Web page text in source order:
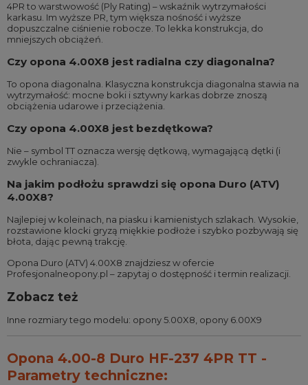
4PR to warstwowość (Ply Rating) – wskaźnik wytrzymałości
karkasu. Im wyższe PR, tym większa nośność i wyższe
dopuszczalne ciśnienie robocze. To lekka konstrukcja, do
mniejszych obciążeń.
Czy opona 4.00X8 jest radialna czy diagonalna?
To opona diagonalna. Klasyczna konstrukcja diagonalna stawia na
wytrzymałość: mocne boki i sztywny karkas dobrze znoszą
obciążenia udarowe i przeciążenia.
Czy opona 4.00X8 jest bezdętkowa?
Nie – symbol TT oznacza wersję dętkową, wymagającą dętki (i
zwykle ochraniacza).
Na jakim podłożu sprawdzi się opona Duro (ATV)
4.00X8?
Najlepiej w koleinach, na piasku i kamienistych szlakach. Wysokie,
rozstawione klocki gryzą miękkie podłoże i szybko pozbywają się
błota, dając pewną trakcję.
Opona Duro (ATV) 4.00X8 znajdziesz w ofercie
Profesjonalneopony.pl – zapytaj o dostępność i termin realizacji.
Zobacz też
Inne rozmiary tego modelu: opony 5.00X8 opony 6.00X9
Opona 4.00-8 Duro HF-237 4PR TT -
Parametry techniczne: